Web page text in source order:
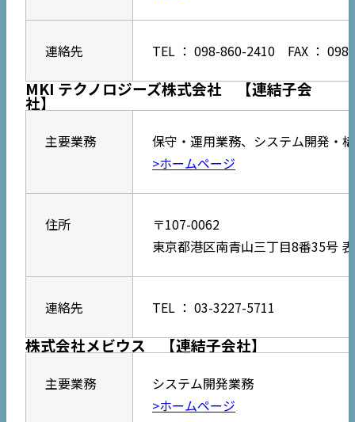
連絡先 TEL ： 098-860-2410 FAX ：
MKI テクノロジーズ株式会社 【連結子会
社】
主要業務
保守・運用業務、システム開発・
>ホームページ
住所
〒107-0062
東京都港区南青山三丁目8番35号
連絡先 TEL ： 03-3227-5711
株式会社メビウス 【連結子会社】
主要業務
システム開発業務
>ホームページ